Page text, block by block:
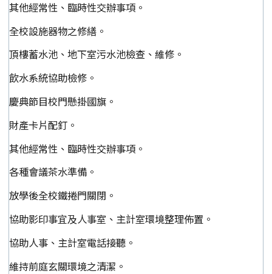
其他經常性、臨時性交辦事項。
全校設施器物之修繕。
頂樓蓄水池、地下室污水池檢查、維修。
飲水系統協助檢修。
慶典節目校門懸掛國旗。
財產卡片配釘。
其他經常性、臨時性交辦事項。
各種會議茶水準備。
放學後全校鐵捲門關閉。
協助影印事宜及人事室、主計室環境整理佈置。
協助人事、主計室電話接聽。
維持前庭玄關環境之清潔。